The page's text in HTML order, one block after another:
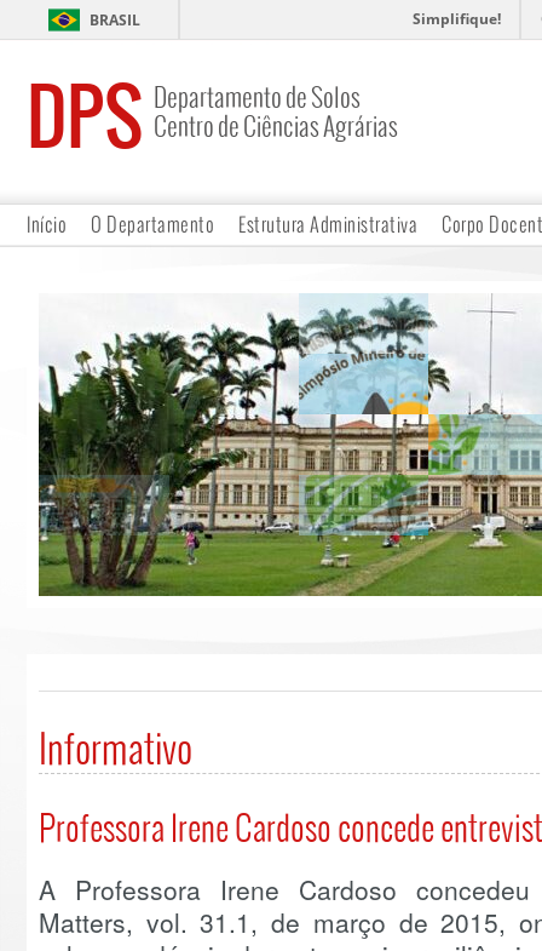
BRASIL Simplifique!
DPS Departamento de Solos
Centro de Ciências Agrárias
Início O Departamento Estrutura Administrativa Corpo
Informativo
Professora Irene Cardoso concede
A Professora Irene Cardoso
Matters, vol. 31.1, de março de 2015,